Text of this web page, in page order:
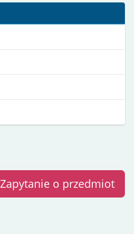
Zapytanie o przedmiot